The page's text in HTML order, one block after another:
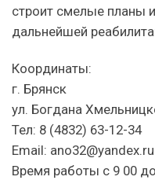
строит смелые планы
дальнейшей
Координаты:
г. Брянск
ул. Богдана
Тел: 8 (4832) 63-12-34
Email: ano32@yandex.ru
Время работы с 9 00